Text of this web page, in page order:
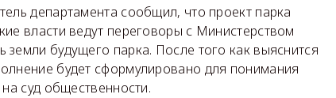
департамента сообщил, что проект парка
власти ведут переговоры с Министерством
будущего парка. После того как выяснится
будет сформулировано для понимания
суд общественности.